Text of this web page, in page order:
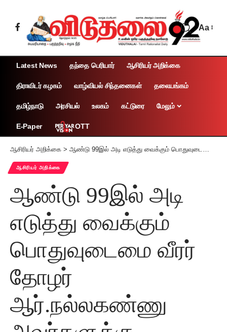
Aa
Latest News தந்தை பெரியார் ஆசிரியர் அறிக்கை
திராவிடர் கழகம் வாழ்வியல் சிந்தனைகள் தலையங்கம்
தமிழ்நாடு அரசியல் உலகம் கட்டுரை மேலும்
E-Paper OTT
ஆசிரியர் அறிக்கை > ஆண்டு 99இல் அடி எடுத்து வைக்கும் பொதுவுடைமை வீரர் தோழர் ஆர்.நல்லகண்ணு அவர்களுக்கு வாழ்த்து!
ஆசிரியர் அறிக்கை
ஆண்டு 99இல் அடி
எடுத்து வைக்கும்
பொதுவுடைமை வீரர்
தோழர்
ஆர்.நல்லகண்ணு